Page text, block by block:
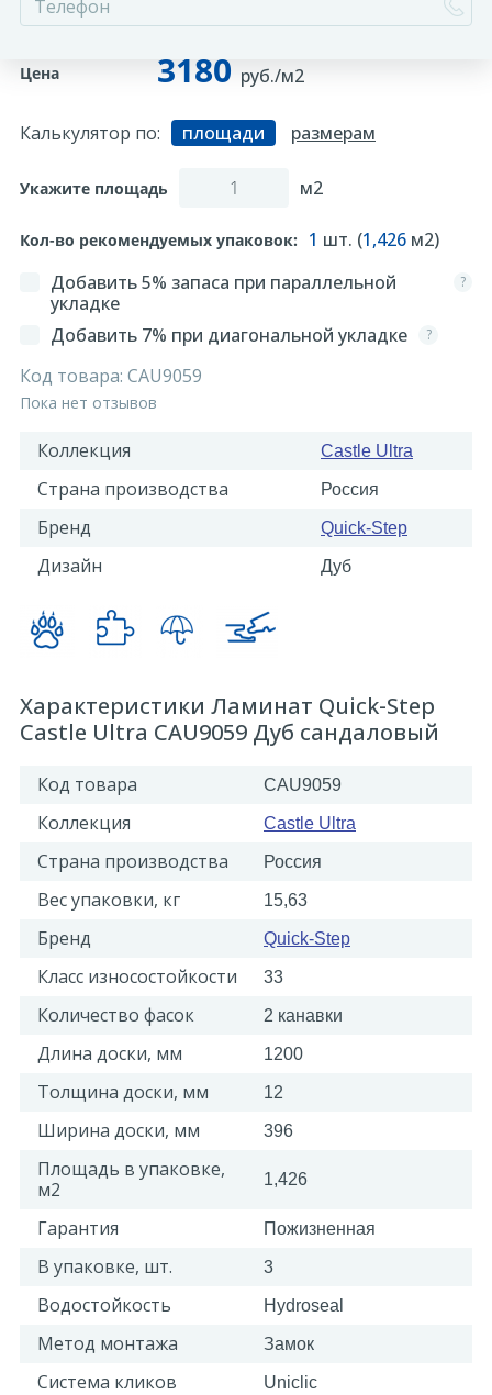
Цена 3180 руб./м2
Калькулятор по: площади размерам
Укажите площадь м2
Кол-во рекомендуемых упаковок: 1 шт. (1,426 м2)
Добавить 5% запаса при параллельной
укладке
?
Добавить 7% при диагональной укладке ?
Код товара: CAU9059
Пока нет отзывов
Коллекция Castle Ultra
Страна производства Россия
Бренд Quick-Step
Дизайн Дуб
Характеристики Ламинат Quick-Step
Castle Ultra CAU9059 Дуб сандаловый
Код товара CAU9059
Коллекция Castle Ultra
Страна производства Россия
Вес упаковки, кг 15,63
Бренд Quick-Step
Класс износостойкости 33
Количество фасок 2 канавки
Длина доски, мм 1200
Толщина доски, мм 12
Ширина доски, мм 396
Площадь в упаковке,
м2
1,426
Гарантия Пожизненная
В упаковке, шт. 3
Водостойкость Hydroseal
Метод монтажа Замок
Система кликов Uniclic